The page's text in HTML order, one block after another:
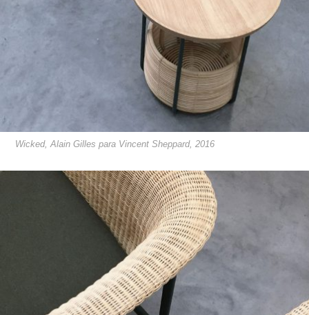
Wicked, Alain Gilles para Vincent Sheppard, 2016